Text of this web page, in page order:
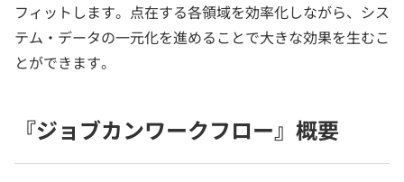
フィットします。点在する各領域を効率化しながら、シス
テム・データの一元化を進めることで大きな効果を生むこ
とができます。
『ジョブカンワークフロー』概要